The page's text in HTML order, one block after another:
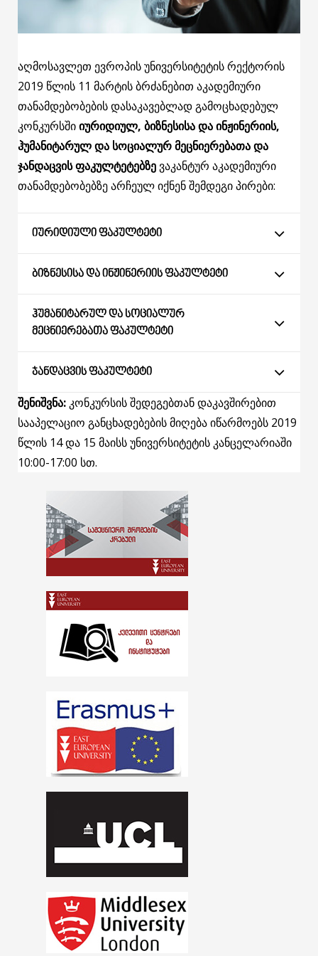
აღმოსავლეთ ევროპის უნივერსიტეტის რექტორის
2019 წლის 11 მარტის ბრძანებით აკადემიური
თანამდებობების დასაკავებლად გამოცხადებულ
კონკურსშიიურიდიულ, ბიზნესისა და ინჟინერიის,
ჰუმანიტარულ და სოციალურ მეცნიერებათა და
ჯანდაცვის ფაკულტეტებზე ვაკანტურ აკადემიური
თანამდებობებზე არჩეულ იქნენ შემდეგი პირები:
ᲘᲣᲠᲘᲓᲘᲣᲚᲘ ᲤᲐᲙᲣᲚᲢᲔᲢᲘ
ᲑᲘᲖᲜᲔᲡᲘᲡᲐ ᲓᲐ ᲘᲜᲟᲘᲜᲔᲠᲘᲘᲡ ᲤᲐᲙᲣᲚᲢᲔᲢᲘ
ᲰᲣᲛᲐᲜᲘᲢᲐᲠᲣᲚ ᲓᲐ ᲡᲝᲪᲘᲐᲚᲣᲠ
ᲛᲔᲪᲜᲘᲔᲠᲔᲑᲐᲗᲐ ᲤᲐᲙᲣᲚᲢᲔᲢᲘ
ᲯᲐᲜᲓᲐᲪᲕᲘᲡ ᲤᲐᲙᲣᲚᲢᲔᲢᲘ
შენიშვნა: კონკურსის შედეგებთან დაკავშირებით
სააპელაციო განცხადებების მიღება იწარმოებს 2019
წლის 14 და 15 მაისს უნივერსიტეტის კანცელარიაში
10:00-17:00 სთ.